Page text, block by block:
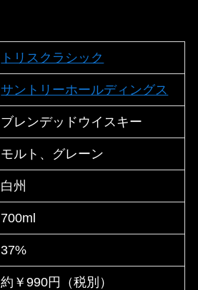
トリスクラシック
サントリーホールディングス
ブレンデッドウイスキー
モルト、グレーン
白州
700ml
37%
約￥990円（税別）